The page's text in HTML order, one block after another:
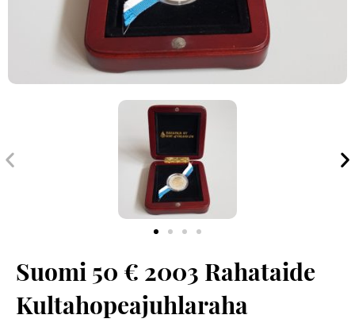
Edellinen
Suomi 50 € 2003 Rahataide
Kultahopeajuhlaraha